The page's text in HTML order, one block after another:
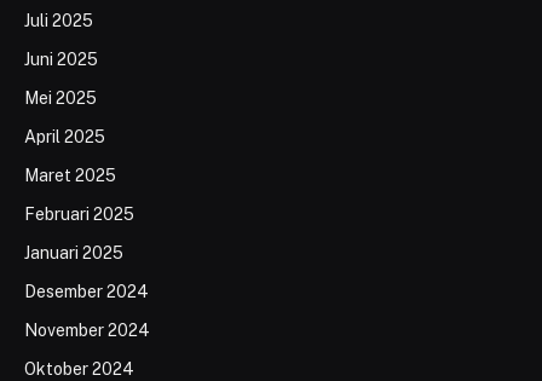
Juli 2025
Juni 2025
Mei 2025
April 2025
Maret 2025
Februari 2025
Januari 2025
Desember 2024
November 2024
Oktober 2024